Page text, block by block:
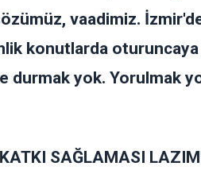
vaadimiz.
konutlarda
durmak yok. Yorulmak
KATKI SAĞLAMASI